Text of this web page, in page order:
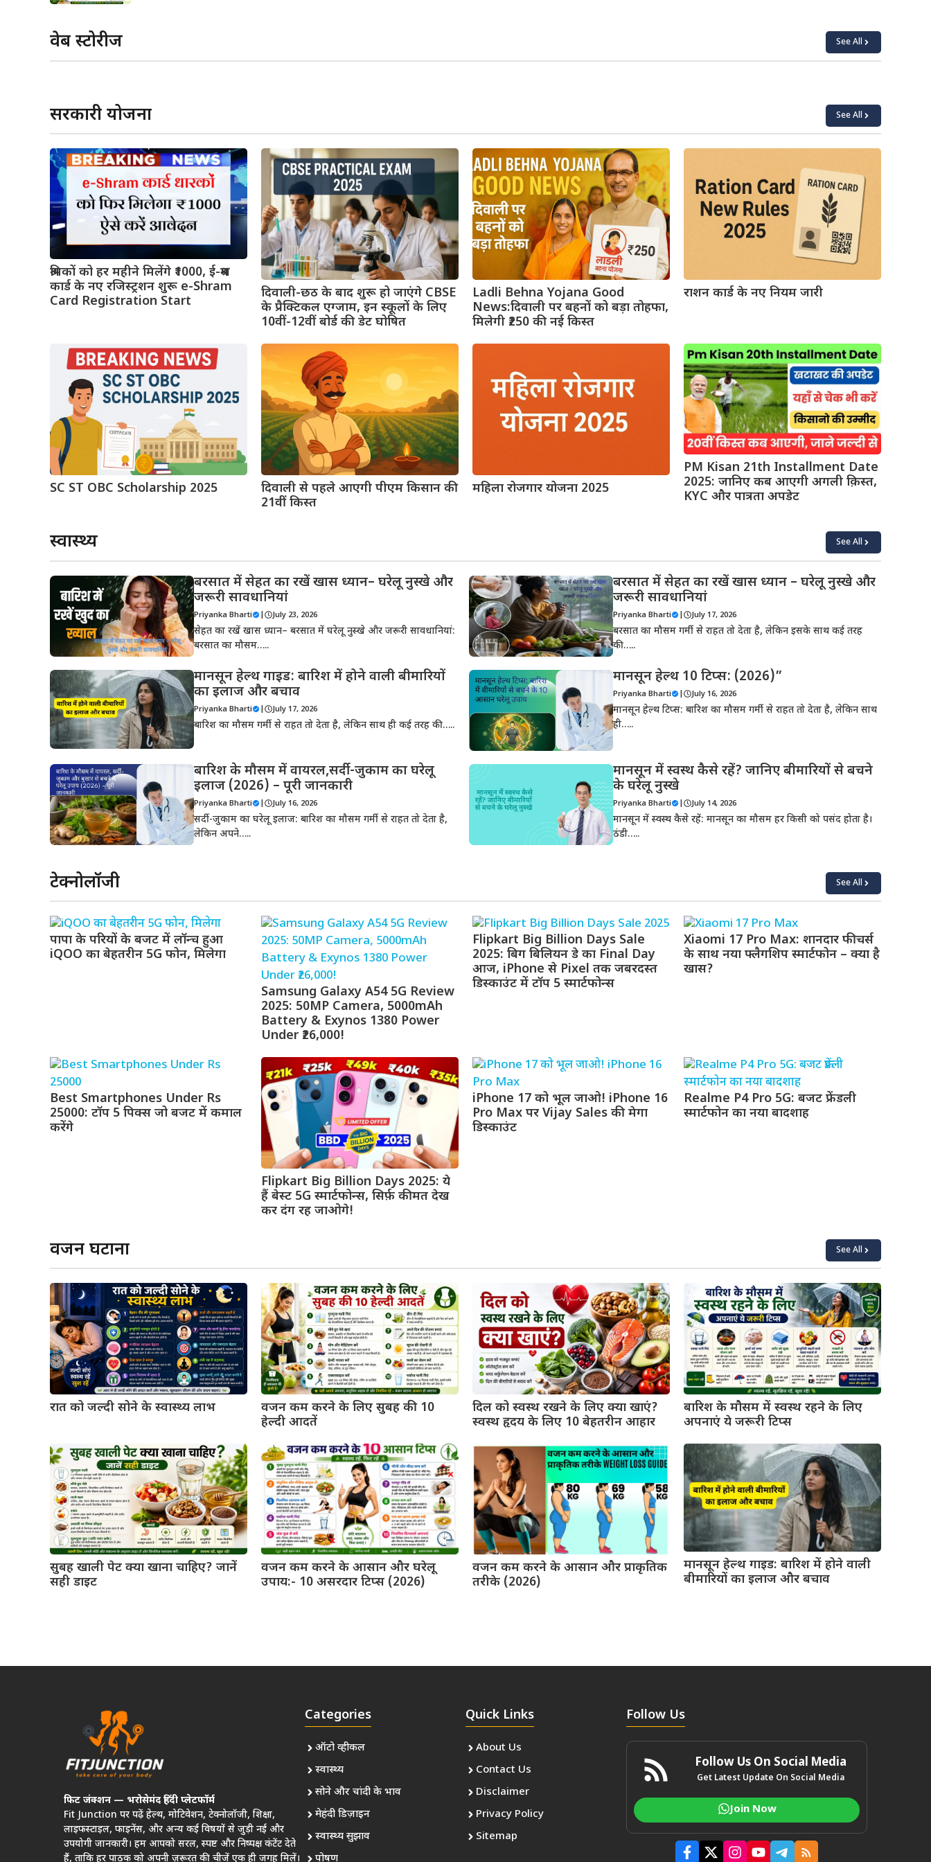
वेब स्टोरीज See All
सरकारी योजना See All
श्रमिकों को हर महीने मिलेंगे ₹1000, ई-श्रम
कार्ड के नए रजिस्ट्रशन शुरू e-Shram
Card Registration Start
दिवाली-छठ के बाद शुरू हो जाएंगे CBSE
के प्रैक्टिकल एग्जाम, इन स्कूलों के लिए
10वीं-12वीं बोर्ड की डेट घोषित
Ladli Behna Yojana Good
News:दिवाली पर बहनों को बड़ा तोहफा,
मिलेगी ₹250 की नई किस्त
राशन कार्ड के नए नियम जारी
SC ST OBC Scholarship 2025
दिवाली से पहले आएगी पीएम किसान की
21वीं किस्त
महिला रोजगार योजना 2025
PM Kisan 21th Installment Date
2025: जानिए कब आएगी अगली क़िस्त,
KYC और पात्रता अपडेट
स्वास्थ्य See All
बरसात में सेहत का रखें खास ध्यान– घरेलू नुस्खे और
जरूरी सावधानियां
Priyanka Bharti | July 23, 2026
सेहत का रखें खास ध्यान– बरसात में घरेलू नुस्खे और जरूरी सावधानियां:
बरसात का मौसम…..
बरसात में सेहत का रखें खास ध्यान – घरेलू नुस्खे और
जरूरी सावधानियां
Priyanka Bharti | July 17, 2026
बरसात का मौसम गर्मी से राहत तो देता है, लेकिन इसके साथ कई तरह
की…..
मानसून हेल्थ गाइड: बारिश में होने वाली बीमारियों
का इलाज और बचाव
Priyanka Bharti | July 17, 2026
बारिश का मौसम गर्मी से राहत तो देता है, लेकिन साथ ही कई तरह की…..
मानसून हेल्थ 10 टिप्स: (2026)”
Priyanka Bharti | July 16, 2026
मानसून हेल्थ टिप्स: बारिश का मौसम गर्मी से राहत तो देता है, लेकिन साथ
ही…..
बारिश के मौसम में वायरल,सर्दी-जुकाम का घरेलू
इलाज (2026) – पूरी जानकारी
Priyanka Bharti | July 16, 2026
सर्दी-जुकाम का घरेलू इलाज: बारिश का मौसम गर्मी से राहत तो देता है,
लेकिन अपने…..
मानसून में स्वस्थ कैसे रहें? जानिए बीमारियों से बचने
के घरेलू नुस्खे
Priyanka Bharti | July 14, 2026
मानसून में स्वस्थ कैसे रहें: मानसून का मौसम हर किसी को पसंद होता है।
ठंडी…..
टेक्नोलॉजी See All
पापा के परियों के बजट में लॉन्च हुआ
iQOO का बेहतरीन 5G फोन, मिलेगा
Samsung Galaxy A54 5G Review
2025: 50MP Camera, 5000mAh
Battery & Exynos 1380 Power
Under ₹26,000!
Flipkart Big Billion Days Sale
2025: बिग बिलियन डे का Final Day
आज, iPhone से Pixel तक जबरदस्त
डिस्काउंट में टॉप 5 स्मार्टफोन्स
Xiaomi 17 Pro Max: शानदार फीचर्स
के साथ नया फ्लैगशिप स्मार्टफोन – क्या है
खास?
Best Smartphones Under Rs
25000: टॉप 5 पिक्स जो बजट में कमाल
करेंगे
Flipkart Big Billion Days 2025: ये
हैं बेस्ट 5G स्मार्टफोन्स, सिर्फ़ कीमत देख
कर दंग रह जाओगे!
iPhone 17 को भूल जाओ! iPhone 16
Pro Max पर Vijay Sales की मेगा
डिस्काउंट
Realme P4 Pro 5G: बजट फ्रेंडली
स्मार्टफोन का नया बादशाह
वजन घटाना See All
रात को जल्दी सोने के स्वास्थ्य लाभ
वजन कम करने के लिए सुबह की 10
हेल्दी आदतें
दिल को स्वस्थ रखने के लिए क्या खाएं?
स्वस्थ हृदय के लिए 10 बेहतरीन आहार
बारिश के मौसम में स्वस्थ रहने के लिए
अपनाएं ये जरूरी टिप्स
सुबह खाली पेट क्या खाना चाहिए? जानें
सही डाइट
वजन कम करने के आसान और घरेलू
उपाय:- 10 असरदार टिप्स (2026)
वजन कम करने के आसान और प्राकृतिक
तरीके (2026)
मानसून हेल्थ गाइड: बारिश में होने वाली
बीमारियों का इलाज और बचाव
फिट जंक्शन — भरोसेमंद हिंदी प्लेटफॉर्म
Fit Junction पर पढ़ें हेल्थ, मोटिवेशन, टेक्नोलॉजी, शिक्षा,
लाइफस्टाइल, फाइनेंस, और अन्य कई विषयों से जुड़ी नई और
उपयोगी जानकारी। हम आपको सरल, स्पष्ट और निष्पक्ष कंटेंट देते
हैं, ताकि हर पाठक को अपनी ज़रूरत की चीजें एक ही जगह मिलें।
Categories
ऑटो व्हीकल
स्वास्थ्य
सोने और चांदी के भाव
मेहंदी डिज़ाइन
स्वास्थ्य सुझाव
पोषण
Quick Links
About Us
Contact Us
Disclaimer
Privacy Policy
Sitemap
Follow Us
Follow Us On Social Media
Get Latest Update On Social Media
Join Now